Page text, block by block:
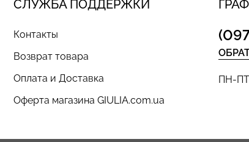
СЛУЖБА ПОДДЕРЖКИ
Контакты
Возврат товара
Оплата и Доставка
Оферта магазина GIULIA.com.ua
ПН-